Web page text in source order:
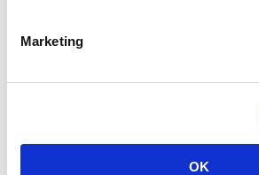
Marketing
OK
2018年 2017年